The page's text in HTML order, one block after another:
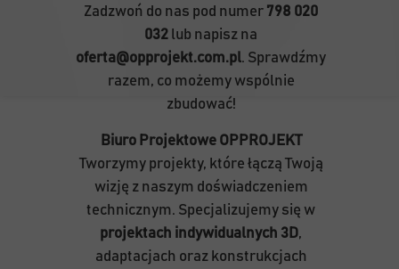
Biuro Projektowe OPPROJEKT
Tworzymy projekty, które łączą Twoją
wizję z naszym doświadczeniem
technicznym. Specjalizujemy się w
projektach indywidualnych 3D,
adaptacjach oraz konstrukcjach
Zadzwoń do nas pod numer 798 020
032 lub napisz na
oferta@opprojekt.com.pl. Sprawdźmy
razem, co możemy wspólnie
zbudować!